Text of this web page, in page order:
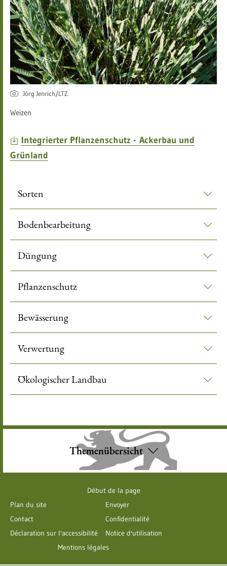
Jörg Jenrich/LTZ
Weizen
Integrierter Pflanzenschutz - Ackerbau und
Grünland
Sorten
Bodenbearbeitung
Düngung
Pflanzenschutz
Bewässerung
Verwertung
Ökologischer Landbau
Themenübersicht
Début de la page
Plan du site
Envoyer
Contact
Confidentialité
Déclaration sur l'accessibilité
Notice d'utilisation
Mentions légales